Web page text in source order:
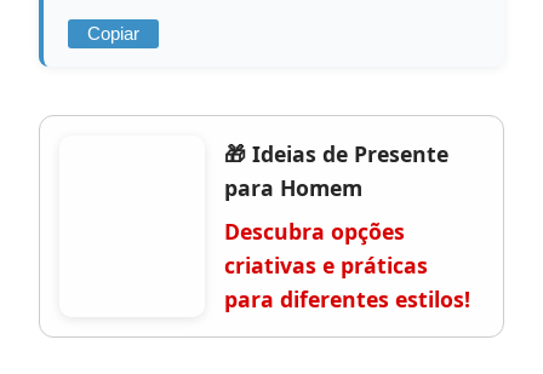
Copiar
🎁 Ideias de Presente
para Homem
Descubra opções
criativas e práticas
para diferentes estilos!